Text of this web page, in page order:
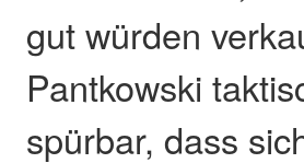
gut würden
Pantkowski
spürbar, dass